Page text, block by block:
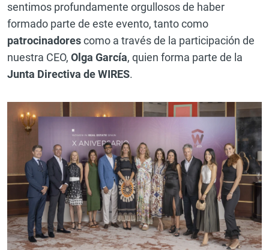
sentimos profundamente orgullosos de haber
formado parte de este evento, tanto como
patrocinadorescomo a través de la participación de
nuestra CEO, Olga García, quien forma parte de la
Junta Directiva de WIRES.